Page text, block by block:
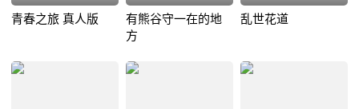
青春之旅 真人版
有熊谷守一在的地
方
乱世花道